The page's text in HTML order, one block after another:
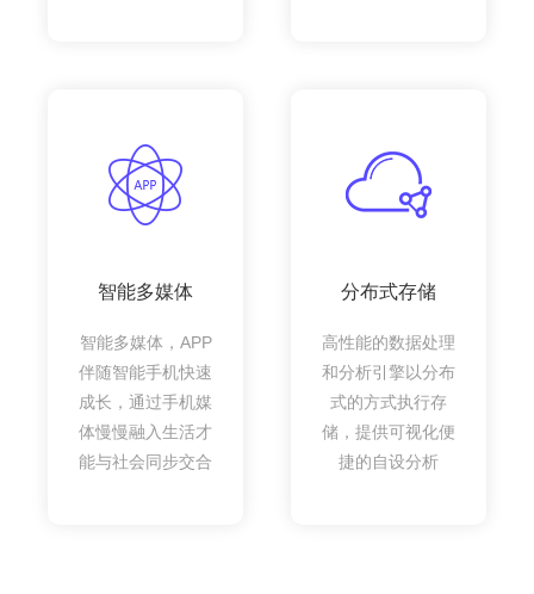
智能多媒体
智能多媒体，APP
伴随智能手机快速
成长，通过手机媒
体慢慢融入生活才
能与社会同步交合
分布式存储
高性能的数据处理
和分析引擎以分布
式的方式执行存
储，提供可视化便
捷的自设分析